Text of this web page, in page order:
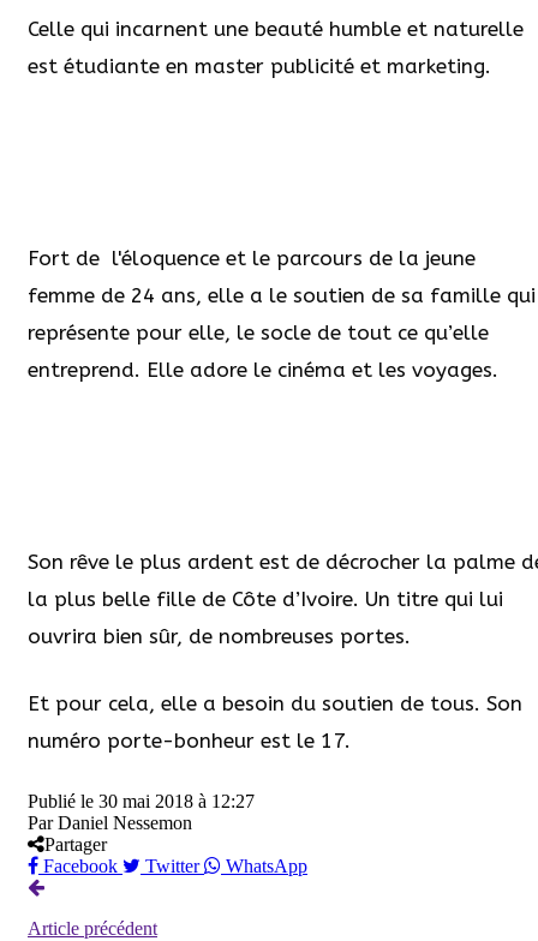
Celle qui incarnent une beauté humble et naturelle
est étudiante en master publicité et marketing.
Fort de l'éloquence et le parcours de la jeune
femme de 24 ans, elle a le soutien de sa famille qui
représente pour elle, le socle de tout ce qu’elle
entreprend. Elle adore le cinéma et les voyages.
Son rêve le plus ardent est de décrocher la palme
la plus belle fille de Côte d’Ivoire. Un titre qui lui
ouvrira bien sûr, de nombreuses portes.
Et pour cela, elle a besoin du soutien de tous. Son
numéro porte-bonheur est le 17.
Publié le 30 mai 2018 à 12:27
Par Daniel Nessemon
Partager
Facebook
Twitter WhatsApp
Article précédent